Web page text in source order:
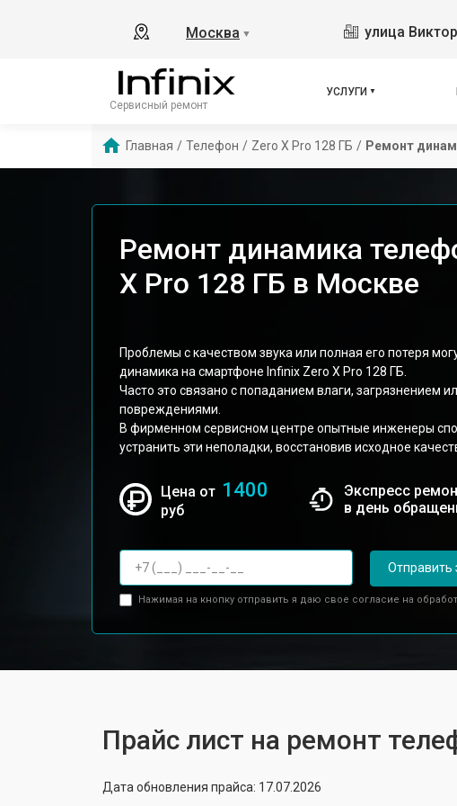
Москва ▼ улица
Сервисный ремонт
УСЛУГИ
Главная / Телефон / Zero X Pro 128 ГБ / Ремонт
Ремонт динамика
X Pro 128 ГБ в Москве
Проблемы с качеством звука или полная его потеря
динамика на смартфоне Infinix Zero X Pro 128 ГБ.
Часто это связано с попаданием влаги, загрязнением
повреждениями.
В фирменном сервисном центре опытные инженеры
устранить эти неполадки, восстановив исходное
Цена от 1400
руб
Экспресс
в день
Отправить
Нажимая на кнопку отправить я даю свое согласие на
Прайс лист на ремонт
Дата обновления прайса: 17.07.2026